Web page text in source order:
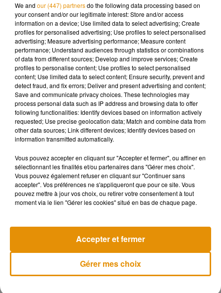
fait savoir la municipalité, qui indique que 133 noms, jugés
recevables, sont désormais proposés au vote. Les profils
sont variés : la Résistante et Juste parmi les Nations
tourangelle Jeanne Goupille, la photojournaliste Lee Miller,
la comédienne Marie Trintignant, l’inventrice du wi-fi et
actrice Hedy Lamarr, la romancière Virginia Woolf ou encore
la première doctoresse tourangelle Jeanne Tixier-Lemaitre.
100 noms seront retenus à l’issue du vote. Il est possible de
voter pour 20 noms sur le sitedecidonsensemble.tours.fr.
Musique
Pomme emprunte le décor de l’émission
We and our (447) partnersdo the following data processing based on
your consent and/or our legitimate interest: Store and/or access
information on a device; Use limited data to select advertising; Create
profiles for personalised advertising; Use profiles to select personalised
advertising; Measure advertising performance; Measure content
performance; Understand audiences through statistics or combinations
of data from different sources; Develop and improve services; Create
profiles to personalise content; Use profiles to select personalised
content; Use limited data to select content; Ensure security, prevent and
detect fraud, and fix errors; Deliver and present advertising and content;
Save and communicate privacy choices. These technologies may
process personal data such as IP address and browsing data to offer
following functionalities: Identify devices based on information actively
requested; Use precise geolocation data; Match and combine data from
other data sources; Link different devices; Identify devices based on
information transmitted automatically.
Vous pouvez accepter en cliquant sur "Accepter et fermer", ou affiner en
sélectionnant les finalités et/ou partenaires dans "Gérer mes choix".
Vous pouvez également refuser en cliquant sur "Continuer sans
accepter". Vos préférences ne s'appliqueront que pour ce site. Vous
pouvez mettre à jour vos choix, ou retirer votre consentement à tout
moment via le lien "Gérer les cookies" situé en bas de chaque page.
Gérer mes choix
Accepter et fermer